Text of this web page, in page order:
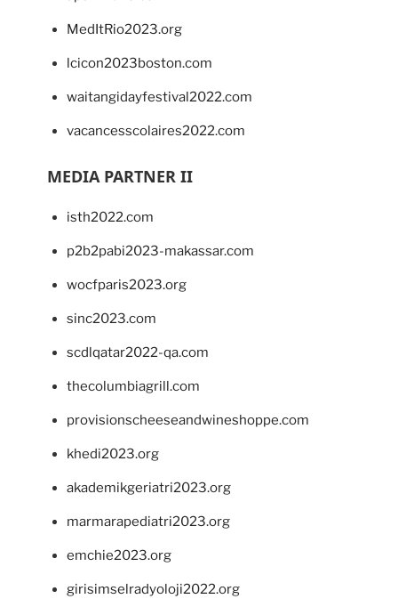
MedItRio2023.org
lcicon2023boston.com
waitangidayfestival2022.com
vacancesscolaires2022.com
MEDIA PARTNER II
isth2022.com
p2b2pabi2023-makassar.com
wocfparis2023.org
sinc2023.com
scdlqatar2022-qa.com
thecolumbiagrill.com
provisionscheeseandwineshoppe.com
khedi2023.org
akademikgeriatri2023.org
marmarapediatri2023.org
emchie2023.org
girisimselradyoloji2022.org